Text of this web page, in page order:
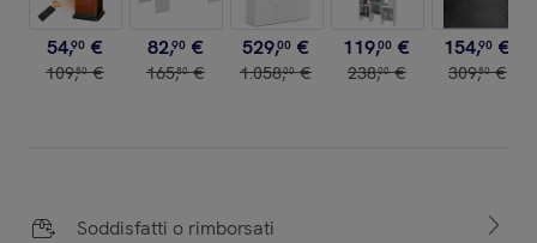
54,90 €
109,80 €
82,90 €
165,80 €
529,00 €
1.058,00 €
119,00 €
238,00 €
154,90 €
309,80 €
Soddisfatti o rimborsati